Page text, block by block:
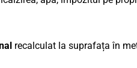
recalculat la suprafața în